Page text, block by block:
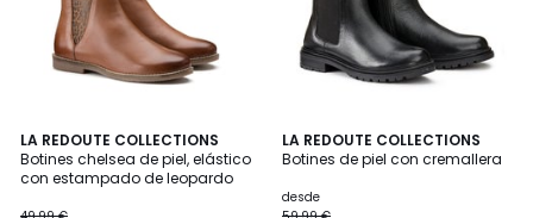
LA REDOUTE COLLECTIONS
Botines chelsea de piel, elástico
con estampado de leopardo
4,4
/ 5
LA REDOUTE COLLECTIONS
Botines de piel con cremallera
desde
4,5
/ 5
2
Colores